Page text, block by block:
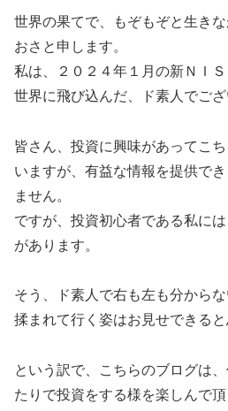
世界の果てで、もぞもぞと生き
おさと申します。
私は、２０２４年１月の新ＮＩ
世界に飛び込んだ、ド素人でござ
皆さん、投資に興味があってこ
いますが、有益な情報を提供で
ません。
ですが、投資初心者である私に
があります。
そう、ド素人で右も左も分から
揉まれて行く姿はお見せできると
という訳で、こちらのブログは
たりで投資をする様を楽しんで